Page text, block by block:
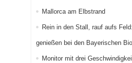
Mallorca am Elbstrand
Rein in den Stall, rauf aufs
genießen bei den Bayerischen
Monitor mit drei